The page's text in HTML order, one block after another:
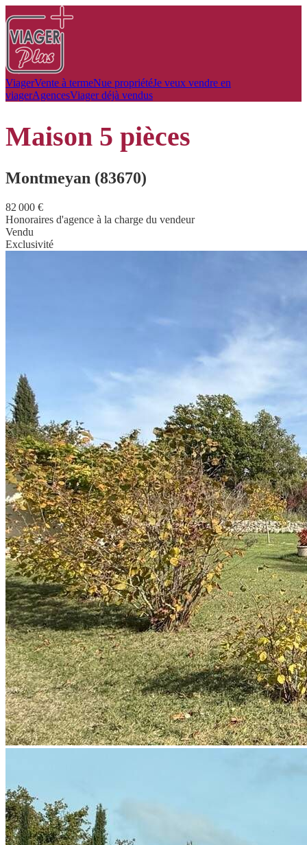
ViagerVente à termeNue propriétéJe veux vendre en
viagerAgencesViager déjà vendus
maison 5 pièces
Montmeyan (83670)
82 000 €
Honoraires d'agence à la charge du vendeur
Vendu
Exclusivité